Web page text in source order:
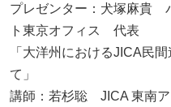
プレゼンター：犬塚麻貴
ト東京オフィス 代表
「大洋州におけるJICA民
て」
講師：若杉聡 JICA 東南